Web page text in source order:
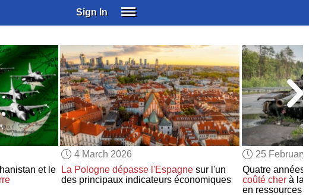
Sign In
SUBSCRIBE
EDUCATIONAL LICENSES
GIFT CARDS
OTHER LANGUAGES
ABOUT US
ALEXA
ADJUST COLORS
et le
4 March 2026
La Pologne dépasse l'Espagnesur l'un
des principaux indicateurs économiques
25
Quatre
coûté cher à la
en ressources